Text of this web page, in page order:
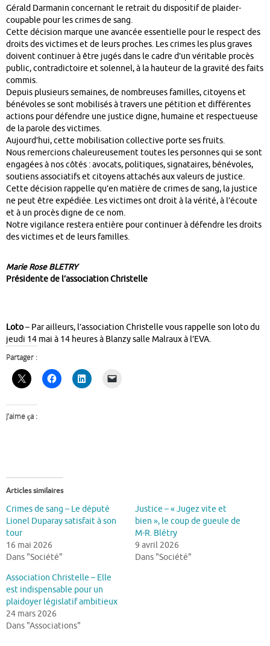
Gérald Darmanin concernant le retrait du dispositif de plaider-
coupable pour les crimes de sang.
Cette décision marque une avancée essentielle pour le respect des
droits des victimes et de leurs proches. Les crimes les plus graves
doivent continuer à être jugés dans le cadre d’un véritable procès
public, contradictoire et solennel, à la hauteur de la gravité des faits
commis.
Depuis plusieurs semaines, de nombreuses familles, citoyens et
bénévoles se sont mobilisés à travers une pétition et différentes
actions pour défendre une justice digne, humaine et respectueuse
de la parole des victimes.
Aujourd’hui, cette mobilisation collective porte ses fruits.
Nous remercions chaleureusement toutes les personnes qui se sont
engagées à nos côtés : avocats, politiques, signataires, bénévoles,
soutiens associatifs et citoyens attachés aux valeurs de justice.
Cette décision rappelle qu’en matière de crimes de sang, la justice
ne peut être expédiée. Les victimes ont droit à la vérité, à l’écoute
et à un procès digne de ce nom.
Notre vigilance restera entière pour continuer à défendre les droits
des victimes et de leurs familles.
Marie Rose BLETRY
Présidente de l’association Christelle
Loto– Par ailleurs, l’association Christelle vous rappelle son loto du
jeudi 14 mai à 14 heures à Blanzy salle Malraux à l’EVA.
Partager :
J’aime ça :
Articles similaires
Crimes de sang – Le député
Lionel Duparay satisfait à son
tour
16 mai 2026
Dans "Société"
Justice – « Jugez vite et
bien », le coup de gueule de
M-R. Blétry
9 avril 2026
Dans "Société"
Association Christelle – Elle
est indispensable pour un
plaidoyer législatif ambitieux
24 mars 2026
Dans "Associations"